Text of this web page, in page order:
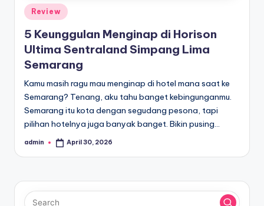
Posted
in
Review
5 Keunggulan Menginap di Horison
Ultima Sentraland Simpang Lima
Semarang
Kamu masih ragu mau menginap di hotel mana saat ke
Semarang? Tenang, aku tahu banget kebingunganmu.
Semarang itu kota dengan segudang pesona, tapi
pilihan hotelnya juga banyak banget. Bikin pusing…
Posted
admin April 30, 2026